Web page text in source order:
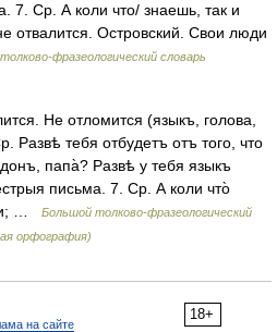
7. Ср. А коли что/ знаешь, так и
отвалится. Островский. Свои люди
фразеологический словарь
Не отломится (языкъ, голова,
Развѣ тебя отбудетъ отъ того, что
папа̀? Развѣ у тебя языкъ
письма. 7. Ср. А коли что̀
…
Большой толково-фразеологический
орфография)
18+
на сайте